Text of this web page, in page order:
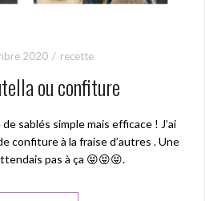
2020 recette
ou confiture
sablés simple mais efficace ! J’ai
confiture à la fraise d’autres . Une
pas à ça 😝😝😝.